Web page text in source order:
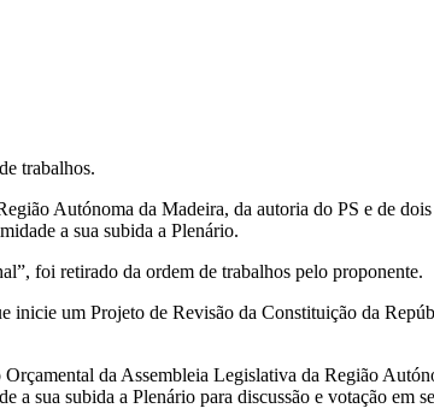
trabalhos.
Autónoma da Madeira, da autoria do PS e de dois
a sua subida a Plenário.
foi retirado da ordem de trabalhos pelo proponente.
inicie um Projeto de Revisão da Constituição da
da Assembleia Legislativa da Região
subida a Plenário para discussão e votação em